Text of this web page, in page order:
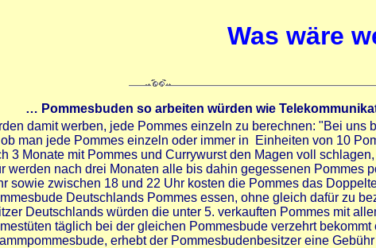
Was wäre
… Pommesbuden so arbeiten würden wie
damit werben, jede Pommes einzeln zu berechnen: "Bei uns
man jede Pommes einzeln oder immer in Einheiten von 10
3 Monate mit Pommes und Currywurst den Magen voll
werden nach drei Monaten alle bis dahin gegessenen Pommes
sowie zwischen 18 und 22 Uhr kosten die Pommes das
Deutschlands Pommes essen, ohne gleich dafür zu
Deutschlands würden die unter 5. verkauften Pommes mit
täglich bei der gleichen Pommesbude verzehrt
erhebt der Pommesbudenbesitzer eine